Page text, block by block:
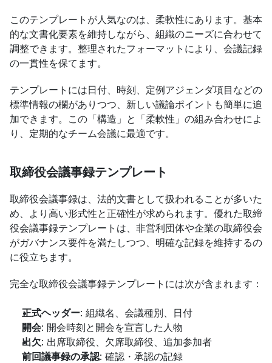
このテンプレートが人気なのは、柔軟性にあります。基本
的な文書化要素を維持しながら、組織のニーズに合わせて
調整できます。整理されたフォーマットにより、会議記録
の一貫性を保てます。
テンプレートには日付、時刻、定例アジェンダ項目などの
標準情報の欄がありつつ、新しい議論ポイントも簡単に追
加できます。この「構造」と「柔軟性」の組み合わせによ
り、定期的なチーム会議に最適です。
取締役会議事録テンプレート
取締役会議事録は、法的文書として扱われることが多いた
め、より高い形式性と正確性が求められます。優れた取締
役会議事録テンプレートは、非営利団体や企業の取締役会
がガバナンス要件を満たしつつ、明確な記録を維持するの
に役立ちます。
完全な取締役会議事録テンプレートには次が含まれます：
正式ヘッダー: 組織名、会議種別、日付
開会: 開会時刻と開会を宣言した人物
出欠: 出席取締役、欠席取締役、追加参加者
前回議事録の承認: 確認・承認の記録